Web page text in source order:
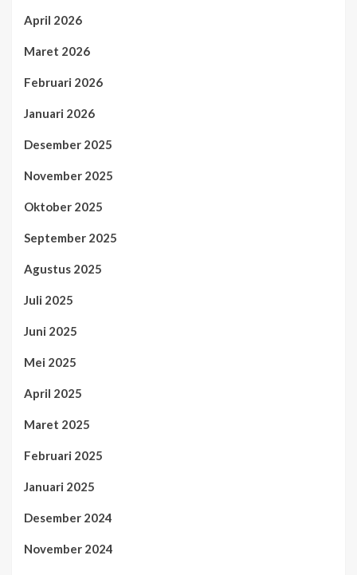
April 2026
Maret 2026
Februari 2026
Januari 2026
Desember 2025
November 2025
Oktober 2025
September 2025
Agustus 2025
Juli 2025
Juni 2025
Mei 2025
April 2025
Maret 2025
Februari 2025
Januari 2025
Desember 2024
November 2024